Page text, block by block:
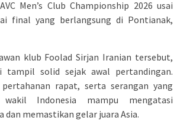
Men’s Club Championship 2026 usai
final yang berlangsung di Pontianak,
klub Foolad Sirjan Iranian tersebut,
tampil solid sejak awal pertandingan.
rapat, serta serangan yang
Indonesia mampu mengatasi
dan memastikan gelar juara Asia.